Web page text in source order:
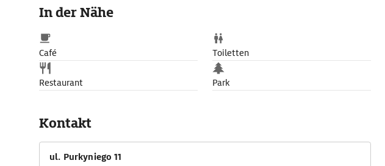
In der Nähe
Café Toiletten
Restaurant Park
Kontakt
ul. Purkyniego 11